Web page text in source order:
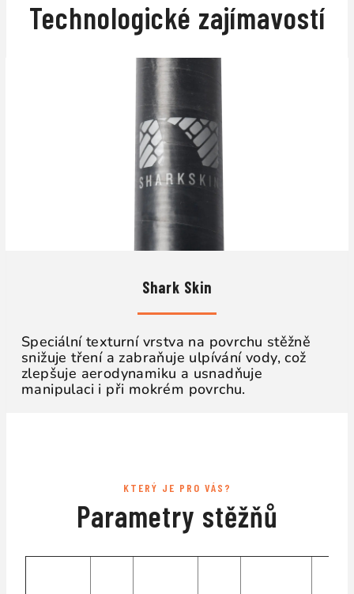
Technologické zajímavostí
Shark Skin
Speciální texturní vrstva na povrchu stěžně
snižuje tření a zabraňuje ulpívání vody, což
zlepšuje aerodynamiku a usnadňuje
manipulaci i při mokrém povrchu.
KTERÝ JE PRO VÁS?
Parametry stěžňů